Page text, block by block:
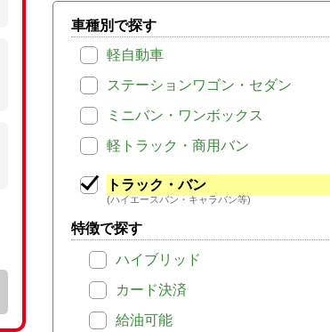
車種別で探す
軽自動車
ステーションワゴン・セダン
ミニバン・ワンボックス
軽トラック・商用バン
トラック・バン
(ハイエースバン・キャラバン等)
特徴で探す
ハイブリッド
カード決済
給油可能